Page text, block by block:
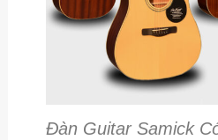
Đàn Guitar Samick